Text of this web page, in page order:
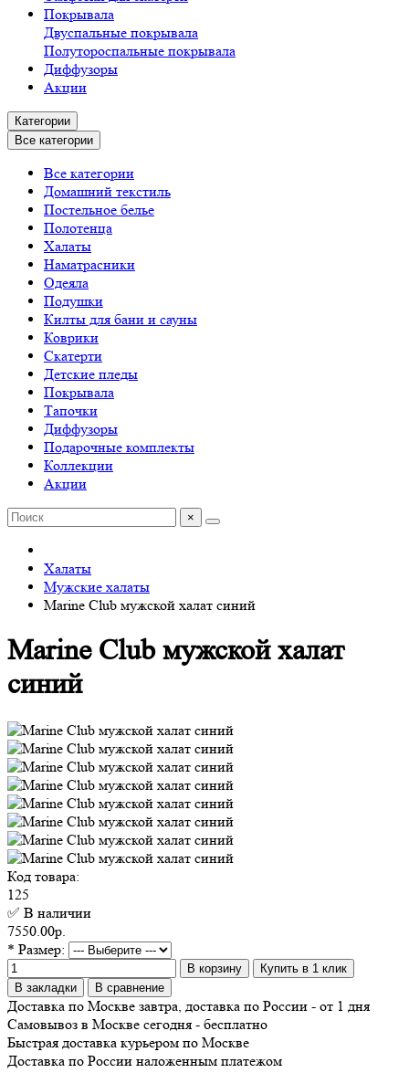
Покрывала
Двуспальные покрывала
Полутороспальные покрывала
Диффузоры
Акции
Категории
Все категории
Все категории
Домашний текстиль
Постельное белье
Полотенца
Халаты
Наматрасники
Одеяла
Подушки
Килты для бани и сауны
Коврики
Скатерти
Детские пледы
Покрывала
Тапочки
Диффузоры
Подарочные комплекты
Коллекции
Акции
×
Халаты
Мужские халаты
Marine Club мужской халат синий
Marine Club мужской халат
синий
Код товара:
125
✅ В наличии
7550.00р.
* Размер:
В корзину
Купить в 1 клик
В закладки
В сравнение
Доставка по Москве завтра, доставка по России - от 1 дня
Самовывоз в Москве сегодня - бесплатно
Быстрая доставка курьером по Москве
Доставка по России наложенным платежом